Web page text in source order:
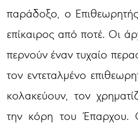
παράδοξο, ο
επίκαιρος από ποτέ. Οι
περνούν έναν τυχαίο
τον εντεταλμένο
κολακεύουν, τον
την κόρη του Έπαρχου.